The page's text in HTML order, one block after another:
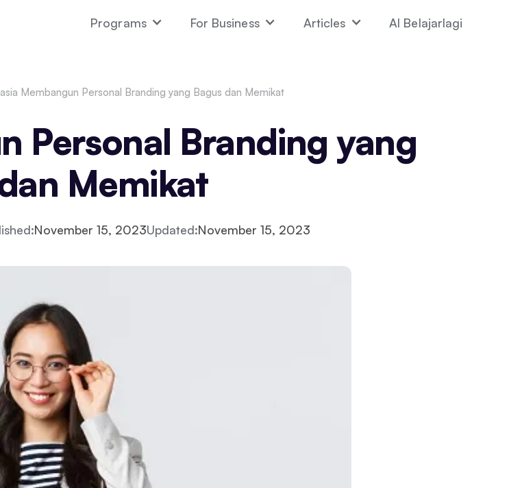
Programs For Business Articles AI Belajarlagi
Membangun Personal Branding yang Bagus dan Memikat
Personal Branding yang
Memikat
November 15, 2023Updated:November 15, 2023